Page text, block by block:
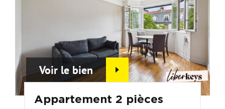
Voir le bien
Appartement 2 pièces